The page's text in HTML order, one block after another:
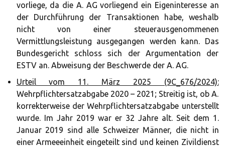
vorliege, da die A. AG vorliegend ein Eigeninteresse an
der Durchführung der Transaktionen habe, weshalb
nicht von einer steuerausgenommenen
Vermittlungsleistung ausgegangen werden kann. Das
Bundesgericht schloss sich der Argumentation der
ESTV an. Abweisung der Beschwerde der A. AG.
Urteil vom 11. März 2025 (9C_676/2024):
Wehrpflichtersatzabgabe 2020 – 2021; Streitig ist, ob A.
korrekterweise der Wehrpflichtersatzabgabe unterstellt
wurde. Im Jahr 2019 war er 32 Jahre alt. Seit dem 1.
Januar 2019 sind alle Schweizer Männer, die nicht in
einer Armeeeinheit eingeteilt sind und keinen Zivildienst